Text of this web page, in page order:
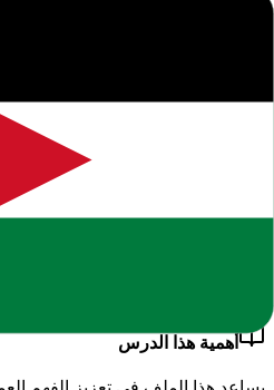
جميع الحقوق محفوظة للموقع. يرجى
المحتوى التعليمي متاح للاستخدام
حول هذا المحتوى التعليمي
يقدم لكم موقعنا هذا المحتوى المتميز
اجتماعية صف ثالث المعلمة اميرة
التعليمية الشاملة التي نوفرها
أهمية هذا الدرس